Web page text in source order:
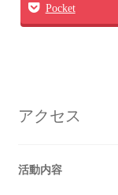
Pocket
アクセス
活動内容